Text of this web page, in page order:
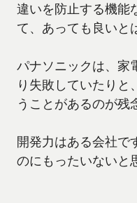
違いを防止する機能
て、あっても良いと
パナソニックは、家
り失敗していたりと
うことがあるのが残
開発力はある会社で
のにもったいないと